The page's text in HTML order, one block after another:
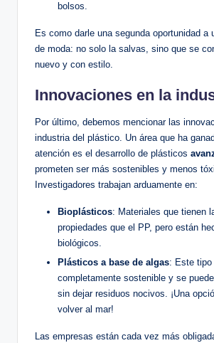
bolsos.
Es como darle una segunda oportunidad a
de moda: no solo la salvas, sino que se
nuevo y con estilo.
Innovaciones en la
Por último, debemos mencionar las
industria del plástico. Un área que ha
atención es el desarrollo de plásticos
prometen ser más sostenibles y menos
Investigadores trabajan arduamente en:
Bioplásticos: Materiales que tienen
propiedades que el PP, pero están
biológicos.
Plásticos a base de algas: Este
completamente sostenible y se
sin dejar residuos nocivos. ¡Una
volver al mar!
Las empresas están cada vez más